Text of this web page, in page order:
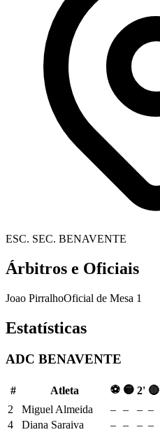
ESC. SEC. BENAVENTE
Árbitros e Oficiais
Joao PirralhoOficial de Mesa 1
Estatísticas
ADC BENAVENTE
# Atleta ⚽ 🟡 2' 🔴
2
Miguel Almeida – – – –
4
Diana Saraiva – – – –